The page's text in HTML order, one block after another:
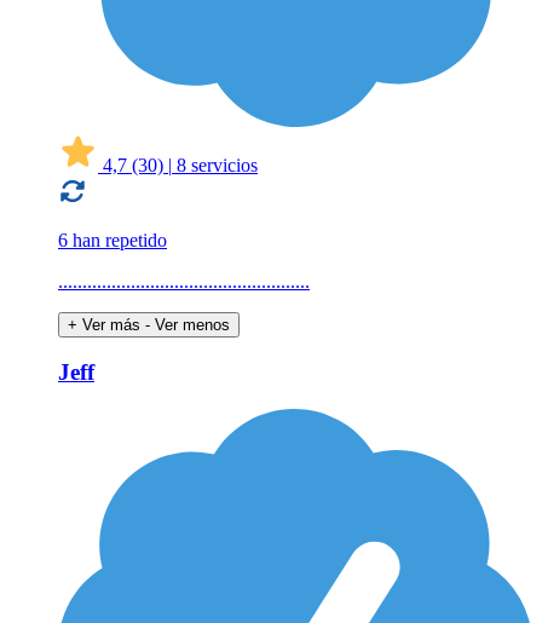
4,7 (30) | 8 servicios
6 han repetido
....................................................
+ Ver más - Ver menos
Jeff